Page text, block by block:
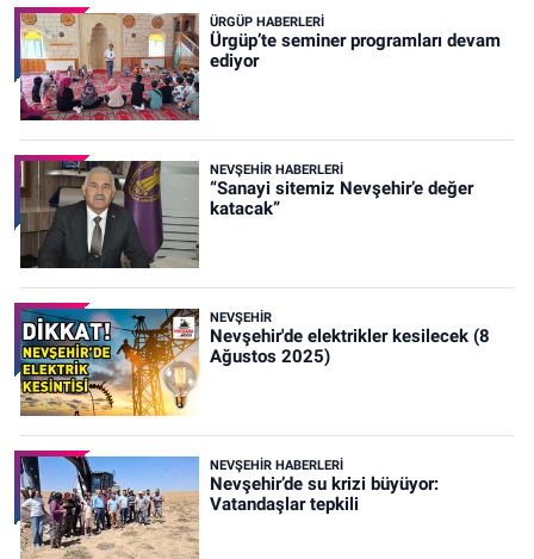
ÜRGÜP HABERLERI
Ürgüp’te seminer programları devam
ediyor
NEVŞEHIR HABERLERI
“Sanayi sitemiz Nevşehir’e değer
katacak”
NEVŞEHIR
Nevşehir'de elektrikler kesilecek (8
Ağustos 2025)
NEVŞEHIR HABERLERI
Nevşehir’de su krizi büyüyor:
Vatandaşlar tepkili